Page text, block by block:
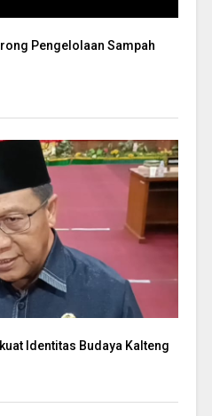
Pengelolaan Sampah
Identitas Budaya Kalteng